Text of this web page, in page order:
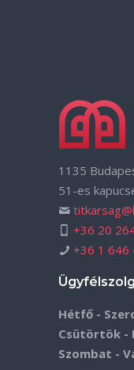
1135
51-es
+36 20
+36 1 646
Hétfő -
Csütörtök -
Szombat -